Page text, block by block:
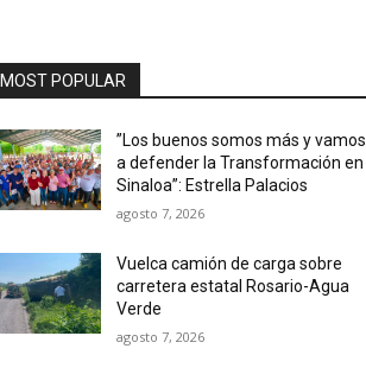
MOST POPULAR
”Los buenos somos más y vamos
a defender la Transformación en
Sinaloa”: Estrella Palacios
agosto 7, 2026
Vuelca camión de carga sobre
carretera estatal Rosario-Agua
Verde
agosto 7, 2026